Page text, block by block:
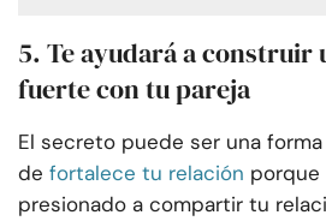
5. Te ayudará a construir
fuerte con tu pareja
El secreto puede ser una
de fortalece tu relación porque
presionado a compartir tu